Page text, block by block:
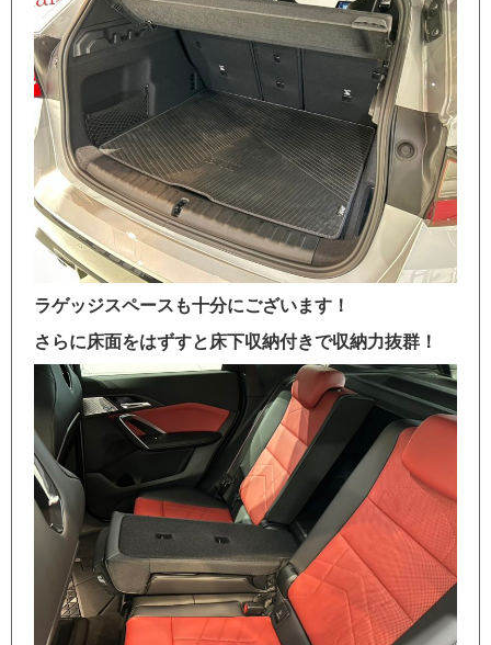
ラゲッジスペースも十分にございます！
さらに床面をはずすと床下収納付きで収納力抜群！